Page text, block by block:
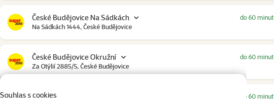
Souhlas s cookies
České Budějovice Na Sádkách
Na Sádkách 1444, České Budějovice
do 60 minut
České Budějovice Okružní
Za Otýlií 2885/5, České Budějovice
do 60 minut
České Budějovice Strakonická do 60 minut